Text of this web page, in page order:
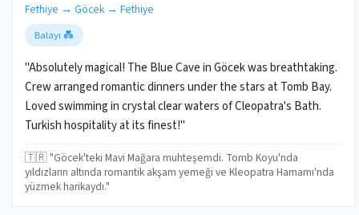
Fethiye → Göcek → Fethiye
Balayı 💑
"Absolutely magical! The Blue Cave in Göcek was breathtaking.
Crew arranged romantic dinners under the stars at Tomb Bay.
Loved swimming in crystal clear waters of Cleopatra's Bath.
Turkish hospitality at its finest!"
🇹🇷 "Göcek'teki Mavi Mağara muhteşemdi. Tomb Koyu'nda
yıldızların altında romantik akşam yemeği ve Kleopatra Hamamı'nda
yüzmek harikaydı."